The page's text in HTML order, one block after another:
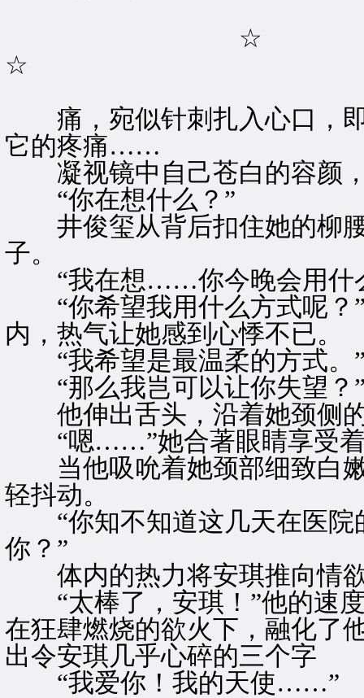
☆
☆
痛，宛似针刺扎入心口，即
它的疼痛……
凝视镜中自己苍白的容颜
“你在想什么？”
井俊玺从背后扣住她的柳腰
子。
“我在想……你今晚会用什
“你希望我用什么方式呢？”
内，热气让她感到心悸不已。
“我希望是最温柔的方式。
“那么我岂可以让你失望？
他伸出舌头，沿着她颈侧
“嗯……”她合著眼睛享受着
当他吸吮着她颈部细致白嫩
轻抖动。
“你知不知道这几天在医院
你？”
体内的热力将安琪推向情
“太棒了，安琪！”他的速度
在狂肆燃烧的欲火下，融化了
出令安琪几乎心碎的三个字
“我爱你！我的天使……”